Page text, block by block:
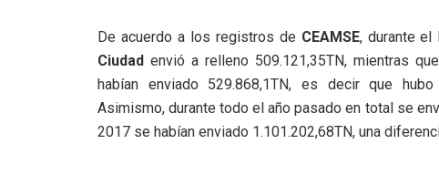
De acuerdo a los registros de CEAMSE, durante
Ciudad envió a relleno 509.121,35TN, mientras
habían enviado 529.868,1TN, es decir que
Asimismo, durante todo el año pasado en total se
2017 se habían enviado 1.101.202,68TN, una